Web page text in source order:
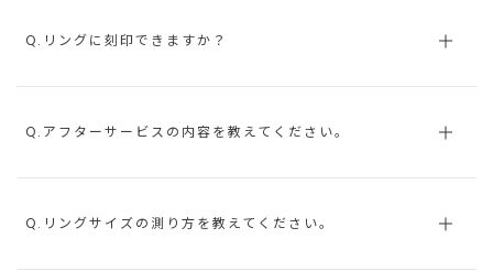
Q.リングに刻印できますか？
Q.アフターサービスの内容を教えてください。
Q.リングサイズの測り方を教えてください。